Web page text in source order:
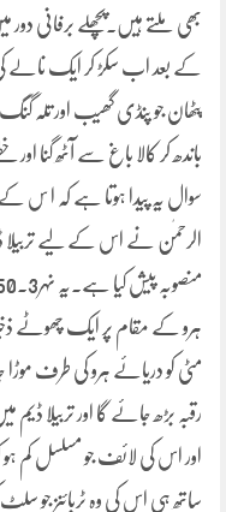
بھی ملتے ہیں۔پچھلے برفانی دور
کے بعد اب سکڑ کر ایک نالے
پٹھان جو پنڈی گھیب اور تلہ
باندھ کر کالا باغ سے آٹھ گنا
سوال یہ پیدا ہوتا ہے کہ ا س
الرحمٰن نے اس کے لیے تربیلا
ہرو کے مقام پر ایک چھوٹے
مٹی کو دریائے ہرو کی طرف
رقبہ بڑھ جائے گا اور تربیلا
ساتھ ہی اس کی وہ ٹربائنز جو